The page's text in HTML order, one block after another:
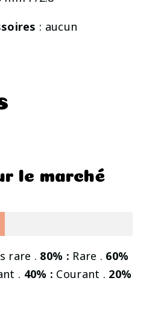
: aucun
le marché
rare . 80% : Rare . 60%
. 40% : Courant . 20%